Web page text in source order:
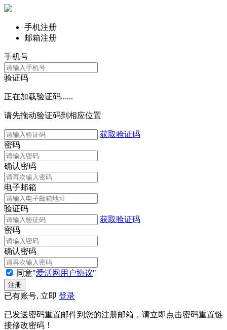
手机注册
邮箱注册
手机号
验证码
正在加载验证码......
请先拖动验证码到相应位置
获取验证码
密码
确认密码
电子邮箱
验证码
获取验证码
密码
确认密码
同意"爱活网用户协议"
已有账号, 立即 登录
已发送密码重置邮件到您的注册邮箱，请立即点击密码重置链
接修改密码！